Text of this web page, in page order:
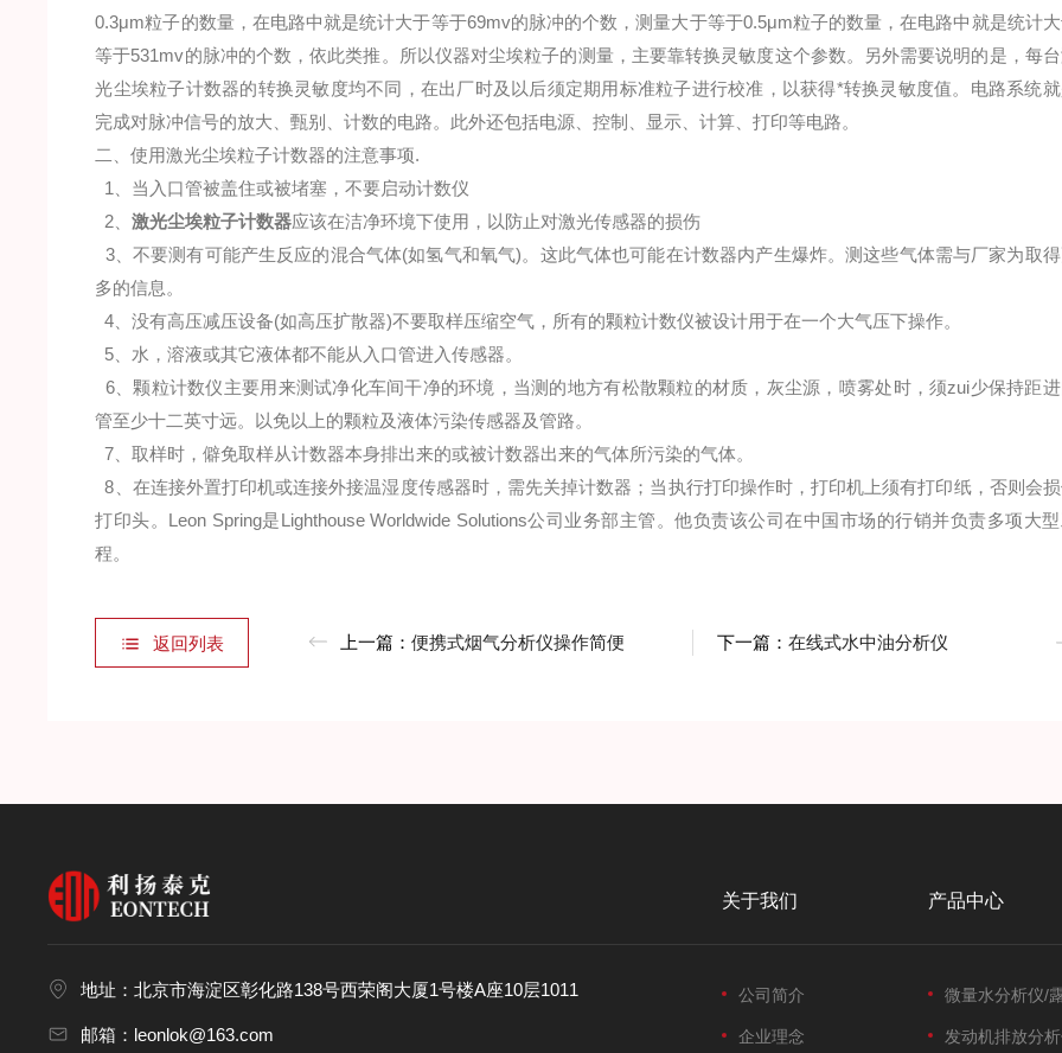
0.3μm粒子的数量，在电路中就是统计大于等于69mv的脉冲的个数，测量大于等于0.5μm粒子的数量，在电路中就是统计
等于531mv的脉冲的个数，依此类推。所以仪器对尘埃粒子的测量，主要靠转换灵敏度这个参数。另外需要说明的是，每
光尘埃粒子计数器的转换灵敏度均不同，在出厂时及以后须定期用标准粒子进行校准，以获得*转换灵敏度值。电路系统
完成对脉冲信号的放大、甄别、计数的电路。此外还包括电源、控制、显示、计算、打印等电路。
二、使用激光尘埃粒子计数器的注意事项.
1、当入口管被盖住或被堵塞，不要启动计数仪
2、激光尘埃粒子计数器应该在洁净环境下使用，以防止对激光传感器的损伤
3、不要测有可能产生反应的混合气体(如氢气和氧气)。这此气体也可能在计数器内产生爆炸。测这些气体需与厂家为取
多的信息。
4、没有高压减压设备(如高压扩散器)不要取样压缩空气，所有的颗粒计数仪被设计用于在一个大气压下操作。
5、水，溶液或其它液体都不能从入口管进入传感器。
6、颗粒计数仪主要用来测试净化车间干净的环境，当测的地方有松散颗粒的材质，灰尘源，喷雾处时，须zui少保持距进
管至少十二英寸远。以免以上的颗粒及液体污染传感器及管路。
7、取样时，僻免取样从计数器本身排出来的或被计数器出来的气体所污染的气体。
8、在连接外置打印机或连接外接温湿度传感器时，需先关掉计数器；当执行打印操作时，打印机上须有打印纸，否则会
打印头。Leon Spring是Lighthouse Worldwide Solutions公司业务部主管。他负责该公司在中国市场的行销并负责多项大型
程。
返回列表 上一篇：便携式烟气分析仪操作简便 下一篇：在线式水中油分析仪
地址：北京市海淀区彰化路138号西荣阁大厦1号楼A座10层1011
邮箱：leonlok@163.com
关于我们
公司简介
企业理念
产品中心
微量水分析仪/
发动机排放分